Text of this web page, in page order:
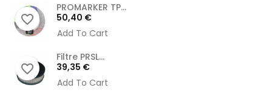
PROMARKER TP...
Prix
50,40 €
Add To Cart
favorite_border
Filtre PRSL...
Prix
39,35 €
Add To Cart
favorite_border